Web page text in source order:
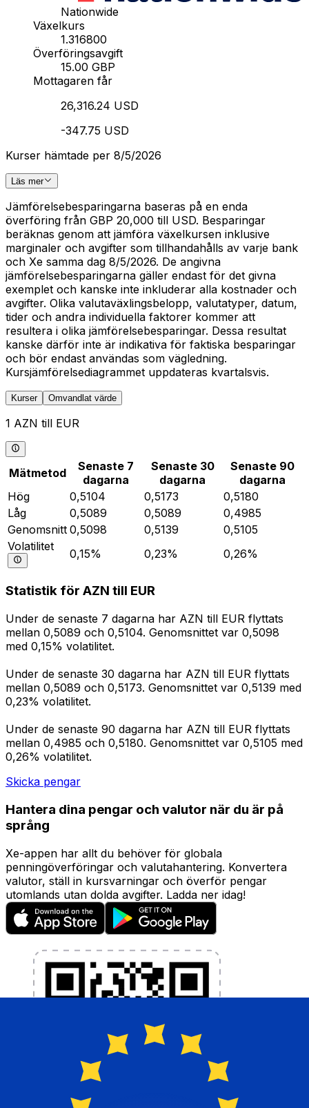
Nationwide
Växelkurs
1.316800
Överföringsavgift
15.00 GBP
Mottagaren får
26,316.24 USD
-347.75 USD
Kurser hämtade per 8/5/2026
Läs mer
Jämförelsebesparingarna baseras på en enda
överföring från GBP 20,000 till USD. Besparingar
beräknas genom att jämföra växelkursen inklusive
marginaler och avgifter som tillhandahålls av varje bank
och Xe samma dag 8/5/2026. De angivna
jämförelsebesparingarna gäller endast för det givna
exemplet och kanske inte inkluderar alla kostnader och
avgifter. Olika valutaväxlingsbelopp, valutatyper, datum,
tider och andra individuella faktorer kommer att
resultera i olika jämförelsebesparingar. Dessa resultat
kanske därför inte är indikativa för faktiska besparingar
och bör endast användas som vägledning.
Kursjämförelsediagrammet uppdateras kvartalsvis.
Kurser Omvandlat värde
1 AZN till EUR
Mätmetod
Senaste 7
dagarna
Senaste 30
dagarna
Senaste 90
dagarna
Hög
0,5104 0,5173
0,5180
Låg
0,5089 0,5089
0,4985
Genomsnitt 0,5098 0,5139
0,5105
Volatilitet
0,15% 0,23% 0,26%
Statistik för AZN till EUR
Under de senaste 7 dagarna har AZN till EUR flyttats
mellan 0,5089 och 0,5104. Genomsnittet var 0,5098
med 0,15% volatilitet.
Under de senaste 30 dagarna har AZN till EUR flyttats
mellan 0,5089 och 0,5173. Genomsnittet var 0,5139 med
0,23% volatilitet.
Under de senaste 90 dagarna har AZN till EUR flyttats
mellan 0,4985 och 0,5180. Genomsnittet var 0,5105 med
0,26% volatilitet.
Skicka pengar
Hantera dina pengar och valutor när du är på
språng
Xe-appen har allt du behöver för globala
penningöverföringar och valutahantering. Konvertera
valutor, ställ in kursvarningar och överför pengar
utomlands utan dolda avgifter. Ladda ner idag!